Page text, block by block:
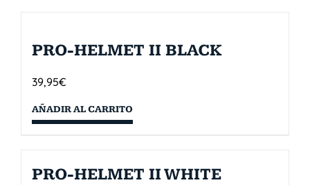
PRO-HELMET II BLACK
39,95€
AÑADIR AL CARRITO
PRO-HELMET II WHITE